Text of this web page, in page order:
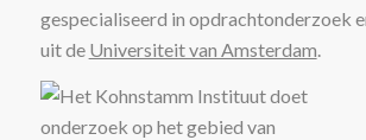
gespecialiseerd in opdrachtonderzoek
uit de Universiteit van Amsterdam